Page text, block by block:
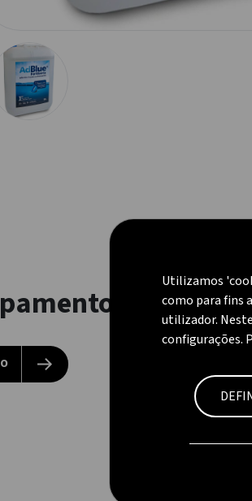
a gás
Utilizamos
como para fins
utilizador.
configurações.